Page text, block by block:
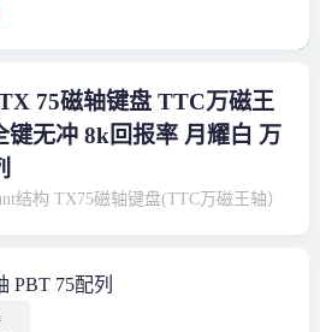
75磁轴键盘 TTC万磁王
8k回报率 月耀白 万
结构 TX75磁轴键盘(TTC万磁王轴）
PBT 75配列